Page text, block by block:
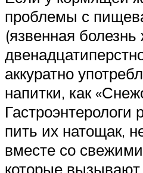
проблемы с
(язвенная
аккуратно
напитки, как
Гастроэнтерологи
пить их натощак,
вместе со
которые